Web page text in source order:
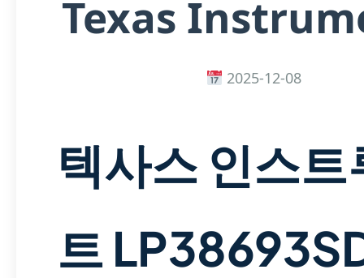
Texas
2025-12-08
텍사스 인스트
트